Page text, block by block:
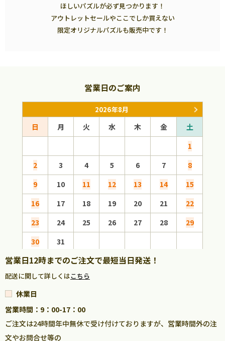
ほしいパズルが必ず見つかります！
アウトレットセールやここでしか買えない
限定オリジナルパズルも販売中です！
営業日のご案内
2026年8月
日 月 火 水 木 金
土
1
2
3 4 5 6 7
8
9
10 11 12 13 14
15
16
17 18 19 20 21
22
23
24 25 26 27 28
29
30
31
営業日12時までのご注文で最短当日発送！
配送に関して詳しくはこちら
休業日
営業時間：9：00-17：00
ご注文は24時間年中無休で受け付けておりますが、営業時間外の注
文やお問合せ等の